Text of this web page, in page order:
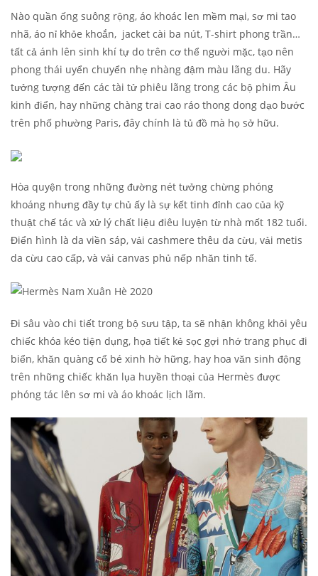
Nào quần ống suông rộng, áo khoác len mềm mại, sơ mi tao
nhã, áo nỉ khỏe khoắn, jacket cài ba nút, T-shirt phong trần…
tất cả ánh lên sinh khí tự do trên cơ thể người mặc, tạo nên
phong thái uyển chuyển nhẹ nhàng đậm màu lãng du. Hãy
tưởng tượng đến các tài tử phiêu lãng trong các bộ phim Âu
kinh điển, hay những chàng trai cao ráo thong dong dạo bước
trên phố phường Paris, đây chính là tủ đồ mà họ sở hữu.
Hòa quyện trong những đường nét tưởng chừng phóng
khoáng nhưng đầy tự chủ ấy là sự kết tinh đỉnh cao của kỹ
thuật chế tác và xử lý chất liệu điêu luyện từ nhà mốt 182 tuổi.
Điển hình là da viền sáp, vải cashmere thêu da cừu, vải metis
da cừu cao cấp, và vải canvas phủ nếp nhăn tinh tế.
Đi sâu vào chi tiết trong bộ sưu tập, ta sẽ nhận không khỏi yêu
chiếc khóa kéo tiện dụng, họa tiết kẻ sọc gợi nhớ trang phục đi
biển, khăn quàng cổ bé xinh hờ hững, hay hoa văn sinh động
trên những chiếc khăn lụa huyền thoại của Hermès được
phóng tác lên sơ mi và áo khoác lịch lãm.